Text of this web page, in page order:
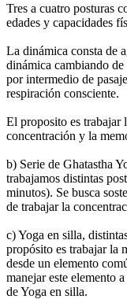
Tres a cuatro posturas
edades y capacidades
La dinámica consta de
dinámica cambiando
por intermedio de
respiración consciente.
El proposito es trabajar
concentración y la
b) Serie de Ghatastha
trabajamos distintas
minutos). Se busca
de trabajar la
c) Yoga en silla,
propósito es trabajar la
desde un elemento
manejar este elemento
de Yoga en silla.